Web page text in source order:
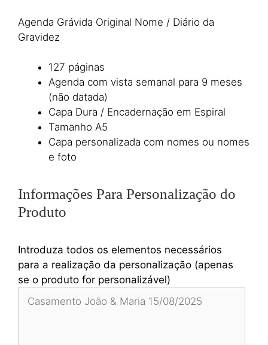
Agenda Grávida Original Nome / Diário da
Gravidez
127 páginas
Agenda com vista semanal para 9 meses
(não datada)
Capa Dura / Encadernação em Espiral
Tamanho A5
Capa personalizada com nomes ou nomes
e foto
Informações Para Personalização do
Produto
Introduza todos os elementos necessários
para a realização da personalização (apenas
se o produto for personalizável)